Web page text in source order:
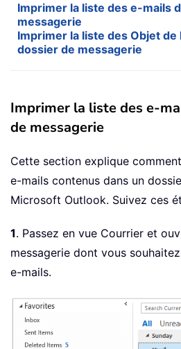
Imprimer la liste des e-mails
messagerie
Imprimer la liste des Objet de
dossier de messagerie
Imprimer la liste des e-
de messagerie
Cette section explique
e-mails contenus dans un
Microsoft Outlook. Suivez ces
1. Passez en vue Courrier et
messagerie dont vous
e-mails.